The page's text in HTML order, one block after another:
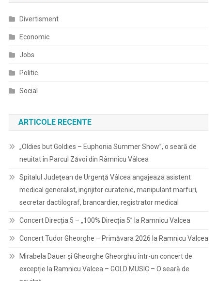
Divertisment
Economic
Jobs
Politic
Social
ARTICOLE RECENTE
„Oldies but Goldies – Euphonia Summer Show”, o seară de
neuitat în Parcul Zăvoi din Râmnicu Vâlcea
Spitalul Judeţean de Urgenţă Vâlcea angajeaza asistent
medical generalist, ingrijitor curatenie, manipulant marfuri,
secretar dactilograf, brancardier, registrator medical
Concert Direcția 5 – „100% Direcția 5” la Ramnicu Valcea
Concert Tudor Gheorghe – Primăvara 2026 la Ramnicu Valcea
Mirabela Dauer și Gheorghe Gheorghiu într-un concert de
excepție la Ramnicu Valcea – GOLD MUSIC – O seară de